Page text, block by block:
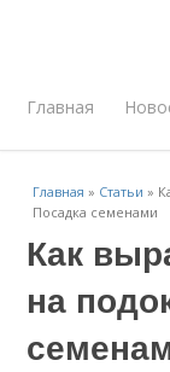
Главная
Главная » Статьи »
Посадка семенами
Как
на